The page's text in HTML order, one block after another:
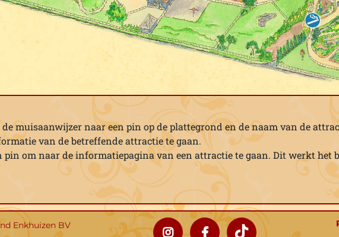
de muisaanwijzer naar een pin op de plattegrond en de naam van de
van de betreffende attractie te gaan.
pin om naar de informatiepagina van een attractie te gaan. Dit werkt het
Enkhuizen BV